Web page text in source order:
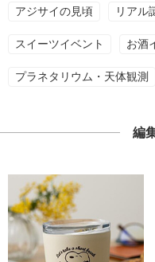
アジサイの見頃 リアル
スイーツイベント お酒
プラネタリウム・天体観測
編